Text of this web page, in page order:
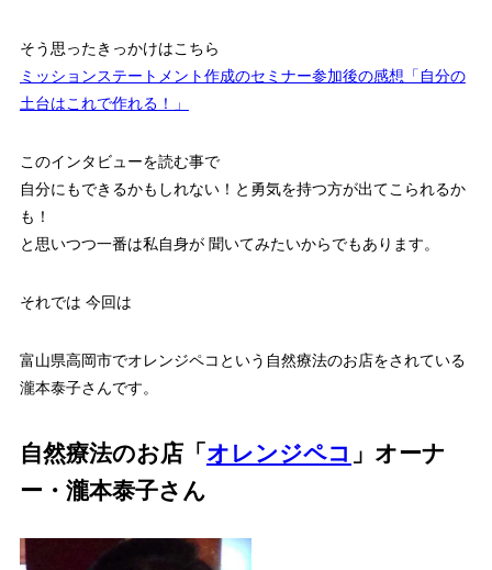
そう思ったきっかけはこちら
ミッションステートメント作成のセミナー参加後の感想「自分の
土台はこれで作れる！」
このインタビューを読む事で
自分にもできるかもしれない！と勇気を持つ方が出てこられるか
も！
と思いつつ一番は私自身が 聞いてみたいからでもあります。
それでは 今回は
富山県高岡市でオレンジペコという自然療法のお店をされている
瀧本泰子さんです。
自然療法のお店「 オレンジペコ 」オーナ
ー・瀧本泰子さん